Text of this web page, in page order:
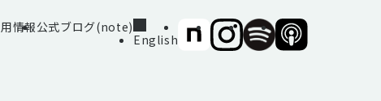
情報公式ブログ(note)
English
SIIF（一
般財
SIIF（一
般財
SIIF（一
般財
SIIF（一
般財